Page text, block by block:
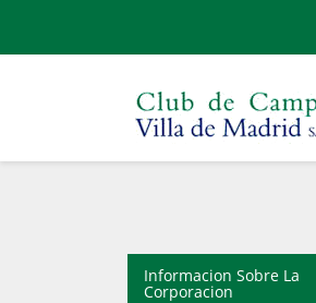
Informacion Sobre La
Corporacion